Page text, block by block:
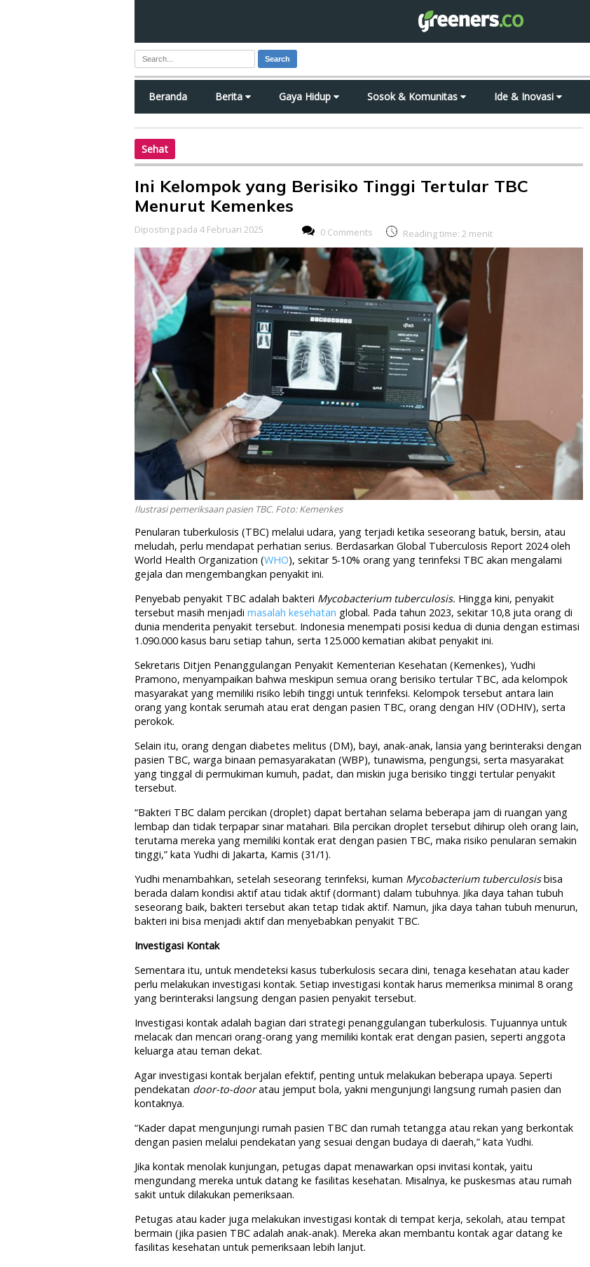
Search
Beranda Berita Gaya Hidup Sosok & Komunitas Ide & Inovasi
Sehat
Ini Kelompok yang Berisiko Tinggi Tertular TBC
Menurut Kemenkes
Diposting pada 4 Februari 2025 0 Comments Reading time: 2 menit
Ilustrasi pemeriksaan pasien TBC. Foto: Kemenkes
Penularan tuberkulosis (TBC) melalui udara, yang terjadi ketika seseorang batuk, bersin, atau
meludah, perlu mendapat perhatian serius. Berdasarkan Global Tuberculosis Report 2024 oleh
World Health Organization (WHO), sekitar 5-10% orang yang terinfeksi TBC akan mengalami
gejala dan mengembangkan penyakit ini.
Penyebab penyakit TBC adalah bakteri Mycobacterium tuberculosis. Hingga kini, penyakit
tersebut masih menjadi masalah kesehatan global. Pada tahun 2023, sekitar 10,8 juta orang di
dunia menderita penyakit tersebut. Indonesia menempati posisi kedua di dunia dengan estimasi
1.090.000 kasus baru setiap tahun, serta 125.000 kematian akibat penyakit ini.
Sekretaris Ditjen Penanggulangan Penyakit Kementerian Kesehatan (Kemenkes), Yudhi
Pramono, menyampaikan bahwa meskipun semua orang berisiko tertular TBC, ada kelompok
masyarakat yang memiliki risiko lebih tinggi untuk terinfeksi. Kelompok tersebut antara lain
orang yang kontak serumah atau erat dengan pasien TBC, orang dengan HIV (ODHIV), serta
perokok.
Selain itu, orang dengan diabetes melitus (DM), bayi, anak-anak, lansia yang berinteraksi dengan
pasien TBC, warga binaan pemasyarakatan (WBP), tunawisma, pengungsi, serta masyarakat
yang tinggal di permukiman kumuh, padat, dan miskin juga berisiko tinggi tertular penyakit
tersebut.
“Bakteri TBC dalam percikan (droplet) dapat bertahan selama beberapa jam di ruangan yang
lembap dan tidak terpapar sinar matahari. Bila percikan droplet tersebut dihirup oleh orang lain,
terutama mereka yang memiliki kontak erat dengan pasien TBC, maka risiko penularan semakin
tinggi,” kata Yudhi di Jakarta, Kamis (31/1).
Yudhi menambahkan, setelah seseorang terinfeksi, kuman Mycobacterium tuberculosisbisa
berada dalam kondisi aktif atau tidak aktif (dormant) dalam tubuhnya. Jika daya tahan tubuh
seseorang baik, bakteri tersebut akan tetap tidak aktif. Namun, jika daya tahan tubuh menurun,
bakteri ini bisa menjadi aktif dan menyebabkan penyakit TBC.
Investigasi Kontak
Sementara itu, untuk mendeteksi kasus tuberkulosis secara dini, tenaga kesehatan atau kader
perlu melakukan investigasi kontak. Setiap investigasi kontak harus memeriksa minimal 8 orang
yang berinteraksi langsung dengan pasien penyakit tersebut.
Investigasi kontak adalah bagian dari strategi penanggulangan tuberkulosis. Tujuannya untuk
melacak dan mencari orang-orang yang memiliki kontak erat dengan pasien, seperti anggota
keluarga atau teman dekat.
Agar investigasi kontak berjalan efektif, penting untuk melakukan beberapa upaya. Seperti
pendekatan door-to-dooratau jemput bola, yakni mengunjungi langsung rumah pasien dan
kontaknya.
“Kader dapat mengunjungi rumah pasien TBC dan rumah tetangga atau rekan yang berkontak
dengan pasien melalui pendekatan yang sesuai dengan budaya di daerah,” kata Yudhi.
Jika kontak menolak kunjungan, petugas dapat menawarkan opsi invitasi kontak, yaitu
mengundang mereka untuk datang ke fasilitas kesehatan. Misalnya, ke puskesmas atau rumah
sakit untuk dilakukan pemeriksaan.
Petugas atau kader juga melakukan investigasi kontak di tempat kerja, sekolah, atau tempat
bermain (jika pasien TBC adalah anak-anak). Mereka akan membantu kontak agar datang ke
fasilitas kesehatan untuk pemeriksaan lebih lanjut.